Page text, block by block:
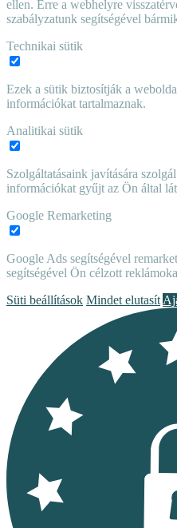
ellen. Erre a webhelyre
szabályzatunk segítségével
Technikai sütik
Ezek a sütik biztosítják a
információkat tartalmaznak.
Analitikai sütik
Szolgáltatásaink javítására
információkat gyűjt az Ön által
Google Remarketing
Google Ads segítségével
segítségével Ön célzott
Süti beállítások Mindet elutasít